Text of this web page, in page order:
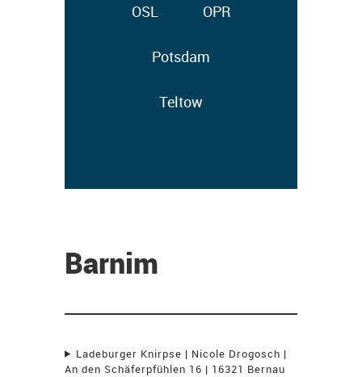
OSL OPR
Potsdam
Teltow
Barnim
Ladeburger Knirpse | Nicole Drogosch |
An den Schäferpfühlen 16 | 16321 Bernau